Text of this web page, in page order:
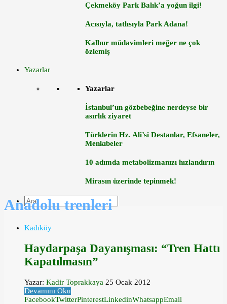
Çekmeköy Park Balık’a yoğun ilgi!
Acısıyla, tatlısıyla Park Adana!
Kalbur müdavimleri meğer ne çok
özlemiş
Yazarlar
Yazarlar
İstanbul’un gözbebeğine nerdeyse bir
asırlık ziyaret
Türklerin Hz. Ali’si Destanlar, Efsaneler,
Menkıbeler
10 adımda metabolizmanızı hızlandırın
Mirasın üzerinde tepinmek!
Anadolu trenleri
Kadıköy
Haydarpaşa Dayanışması: “Tren Hattı
Kapatılmasın”
Yazar: Kadir Toprakkaya 25 Ocak 2012
Devamını Oku
FacebookTwitterPinterestLinkedinWhatsappEmail